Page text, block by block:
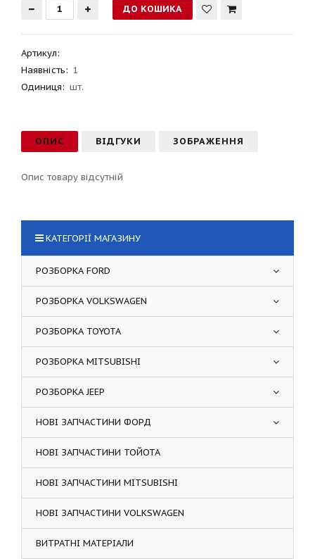
Артикул:
Наявність: 1
Одиниця: шт.
ОПИС ВІДГУКИ ЗОБРАЖЕННЯ
Опис товару відсутній
КАТЕГОРІЇ МАГАЗИНУ
РОЗБОРКА FORD
РОЗБОРКА VOLKSWAGEN
РОЗБОРКА TOYOTA
РОЗБОРКА MITSUBISHI
РОЗБОРКА JEEP
НОВІ ЗАПЧАСТИНИ ФОРД
НОВІ ЗАПЧАСТИНИ ТОЙОТА
НОВІ ЗАПЧАСТИНИ MITSUBISHI
НОВІ ЗАПЧАСТИНИ VOLKSWAGEN
ВИТРАТНІ МАТЕРІАЛИ